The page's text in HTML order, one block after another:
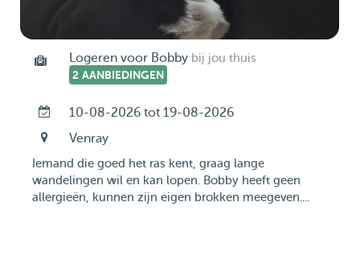
Logeren voor Bobby bij jou thuis
2 AANBIEDINGEN
10-08-2026 tot 19-08-2026
Venray
Iemand die goed het ras kent, graag lange
wandelingen wil en kan lopen. Bobby heeft geen
allergieën, kunnen zijn eigen brokken meegeven....